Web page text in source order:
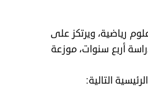
رياضية، ويرتكز على
أربع سنوات، موزعة
التالية: